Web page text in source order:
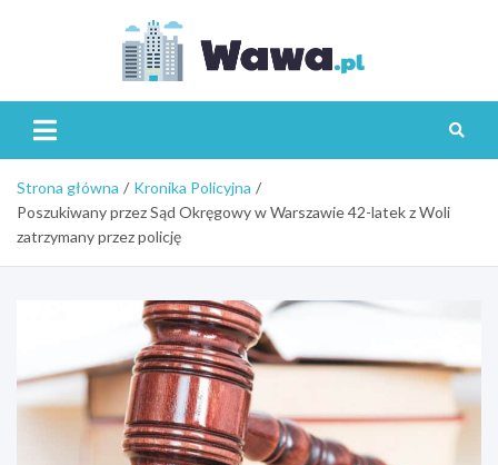
Strona główna
Kronika Policyjna
Poszukiwany przez Sąd Okręgowy w Warszawie 42-latek z Woli
zatrzymany przez policję